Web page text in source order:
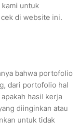
untuk
di website ini.
bahwa portofolio
dari portofolio hal
hasil kerja
diinginkan atau
untuk tidak